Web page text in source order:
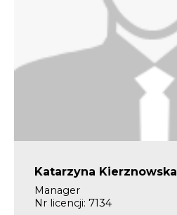
Katarzyna Kierznowska
Manager
Nr licencji: 7134